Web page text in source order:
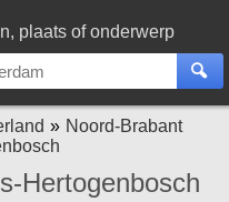
plaats of onderwerp
Noord-Brabant
Hertogenbosch